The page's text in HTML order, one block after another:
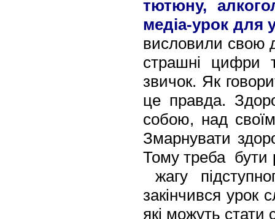
тютюну,
медіа-урок для
висловили свою
страшні цифри
звичок. Як
це правда.
собою, над
Змарнувати
Тому треба бути
жагу
закінчився урок
які можуть